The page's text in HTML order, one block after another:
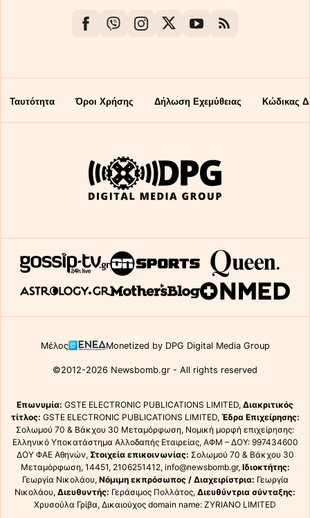
Ταυτότητα Όροι Χρήσης Δήλωση Εχεμύθειας Κώδικας
Μέλος Monetized by DPG Digital Media Group
©2012-2026 Newsbomb.gr - All rights reserved
Επωνυμία: GSTE ELECTRONIC PUBLICATIONS LIMITED, Διακριτικός
τίτλος: GSTE ELECTRONIC PUBLICATIONS LIMITED, Έδρα Επιχείρησης:
Σολωμού 70 & Βάκχου 30 Μεταμόρφωση, Νομική μορφή επιχείρησης:
Ελληνικό Υποκατάστημα Αλλοδαπής Εταιρείας, ΑΦΜ – ΔΟΥ: 997434600
ΔΟΥ ΦΑΕ Αθηνών, Στοιχεία επικοινωνίας: Σολωμού 70 & Βάκχου 30
Μεταμόρφωση, 14451, 2106251412, info@newsbomb.gr, Ιδιοκτήτης:
Γεωργία Νικολάου, Νόμιμη εκπρόσωπος / Διαχειρίστρια: Γεωργία
Νικολάου, Διευθυντής: Γεράσιμος Πολλάτος, Διευθύντρια σύνταξης:
Χρυσούλα Γρίβα, Δικαιούχος domain name: ZYRIANO LIMITED